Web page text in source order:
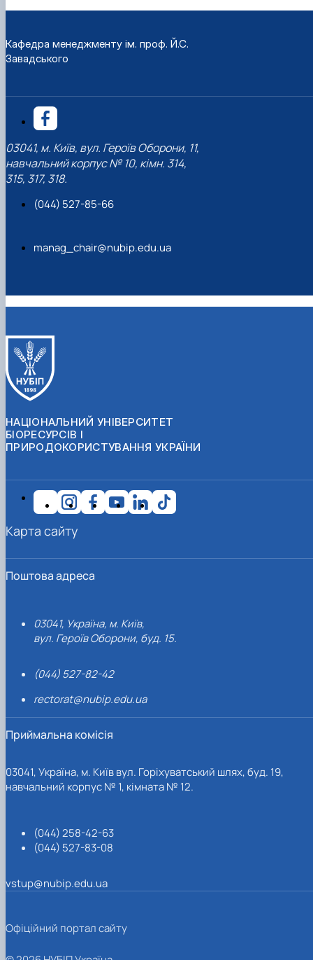
Кафедра менеджменту ім. проф. Й.С.
Завадського
03041, м. Київ, вул. Героїв Оборони, 11,
навчальний корпус № 10, кімн. 314,
315, 317, 318.
(044) 527-85-66
manag_chair@nubip.edu.ua
НАЦІОНАЛЬНИЙ УНІВЕРСИТЕТ
БІОРЕСУРСІВ І
ПРИРОДОКОРИСТУВАННЯ УКРАЇНИ
Поштова адреса
03041, Україна, м. Київ,
вул. Героїв Оборони, буд. 15.
(044) 527-82-42
rectorat@nubip.edu.ua
Приймальна комісія
03041, Україна, м. Київ вул. Горіхуватський шлях, буд. 19,
навчальний корпус № 1, кімната № 12.
(044) 258-42-63
(044) 527-83-08
vstup@nubip.edu.ua
Карта сайту
Офіційний портал сайту